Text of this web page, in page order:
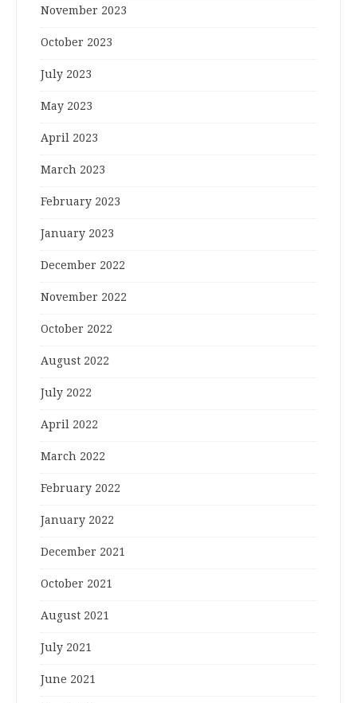
November 2023
October 2023
July 2023
May 2023
April 2023
March 2023
February 2023
January 2023
December 2022
November 2022
October 2022
August 2022
July 2022
April 2022
March 2022
February 2022
January 2022
December 2021
October 2021
August 2021
July 2021
June 2021